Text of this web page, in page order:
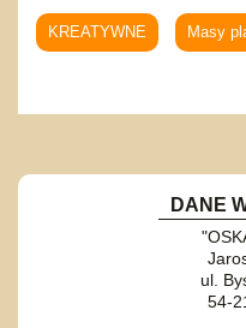
KREATYWNE Masy
DANE
ul.
54-